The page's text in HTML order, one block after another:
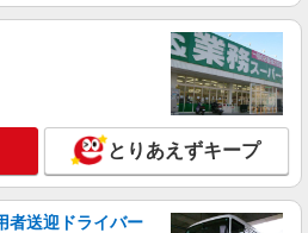
〜60,000円（勤続年数、保有資格
） ・固定残業手当：20,000円（10時
残業時間を超過する場合には超過勤務
基礎研修 ・初任者研修 ・実務者研修
士 など
戸川近く
詳細を見る
少人数グルホで利用者さんと家事や掃
払いOK
円〜2250円 ＜日払い有/週払い有/交
とりあえずキープ
者送迎ドライバー